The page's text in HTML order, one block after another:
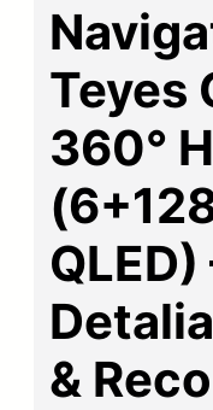
Teyes
360°
&